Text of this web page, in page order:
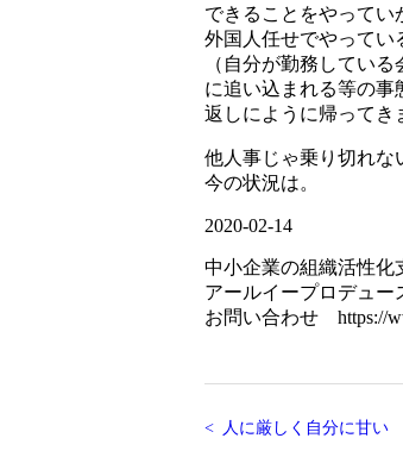
できることをやってい
外国人任せでやってい
（自分が勤務してい
に追い込まれる等の事
返しにように帰ってき
他人事じゃ乗り切れな
今の状況は。
2020-02-14
中小企業の組織活性化
アールイープロデュー
お問い合わせ https://
人に厳しく自分に甘い